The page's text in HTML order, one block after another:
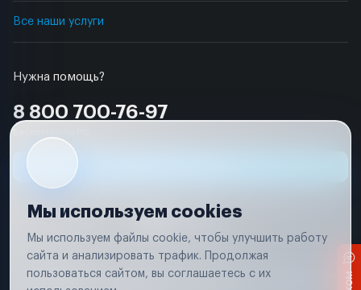
Нужна помощь?
8 800 700-76-97
Все наши услуги
Условия использования
Вся информация, представленная на сайте, носит исключительно
Мы используем cookies
Мы используем файлы cookie, чтобы улучшить работу
сайта и анализировать трафик. Продолжая
пользоваться сайтом, вы соглашаетесь с их